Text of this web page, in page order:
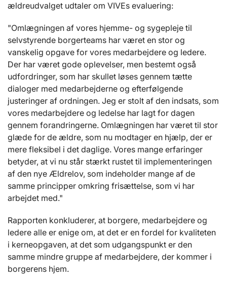
ældreudvalget udtaler om VIVEs evaluering:
"Omlægningen af vores hjemme- og sygepleje til
selvstyrende borgerteams har været en stor og
vanskelig opgave for vores medarbejdere og ledere.
Der har været gode oplevelser, men bestemt også
udfordringer, som har skullet løses gennem tætte
dialoger med medarbejderne og efterfølgende
justeringer af ordningen. Jeg er stolt af den indsats, som
vores medarbejdere og ledelse har lagt for dagen
gennem forandringerne. Omlægningen har været til stor
glæde for de ældre, som nu modtager en hjælp, der er
mere fleksibel i det daglige. Vores mange erfaringer
betyder, at vi nu står stærkt rustet til implementeringen
af den nye Ældrelov, som indeholder mange af de
samme principper omkring frisættelse, som vi har
arbejdet med."
Rapporten konkluderer, at borgere, medarbejdere og
ledere alle er enige om, at det er en fordel for kvaliteten
i kerneopgaven, at det som udgangspunkt er den
samme mindre gruppe af medarbejdere, der kommer i
borgerens hjem.